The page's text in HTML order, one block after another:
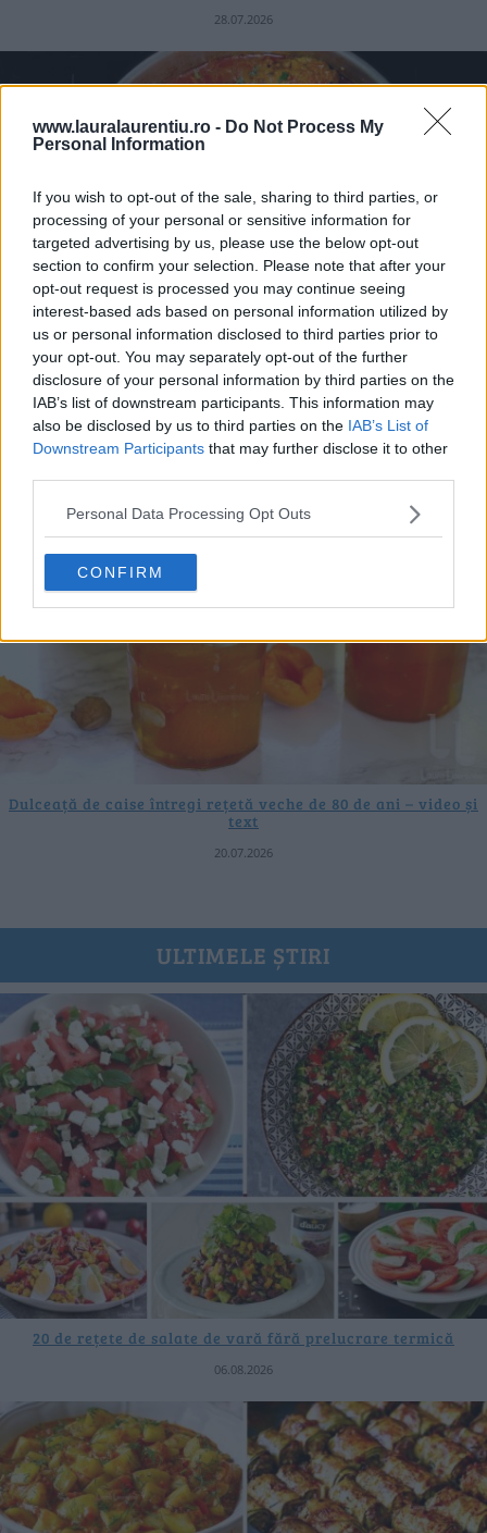
www.lauralaurentiu.ro - Do Not Process My
Personal Information
If you wish to opt-out of the sale, sharing to third parties, or
processing of your personal or sensitive information for
targeted advertising by us, please use the below opt-out
section to confirm your selection. Please note that after your
opt-out request is processed you may continue seeing
interest-based ads based on personal information utilized by
us or personal information disclosed to third parties prior to
your opt-out. You may separately opt-out of the further
disclosure of your personal information by third parties on the
IAB’s list of downstream participants. This information may
also be disclosed by us to third parties on the IAB’s List of
Downstream Participants that may further disclose it to other
Personal Data Processing Opt Outs
CONFIRM
28.07.2026
Pui cu sos de ardei copți – rețetă video și pas cu pas
25.07.2026
Dulceață de caise întregi rețetă veche de 80 de ani – video și
text
20.07.2026
ULTIMELE ȘTIRI
20 de rețete de salate de vară fără prelucrare termică
06.08.2026